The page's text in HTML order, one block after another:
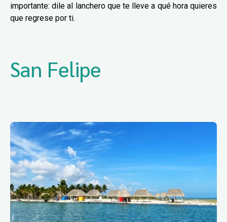
importante: dile al lanchero que te lleve a qué hora quieres
que regrese por ti.
San Felipe